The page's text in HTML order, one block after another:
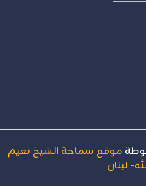
موقع سماحة الشيخ نعيم
لبنان